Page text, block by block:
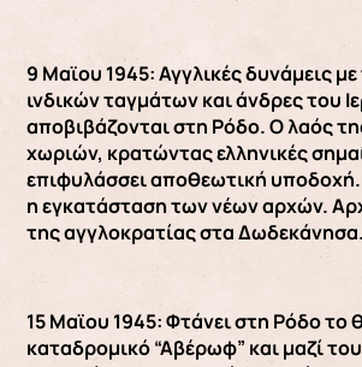
9 Μαϊου 1945: Αγγλικές δυνάμεις
ινδικών ταγμάτων και άνδρες του
αποβιβάζονται στη Ρόδο. Ο λαός
χωριών, κρατώντας ελληνικές
επιφυλάσσει αποθεωτική υποδοχή.
η εγκατάσταση των νέων αρχών.
της αγγλοκρατίας στα Δωδεκάνησα.
15 Μαϊου 1945: Φτάνει στη Ρόδο το
καταδρομικό “Αβέρωφ” και μαζί